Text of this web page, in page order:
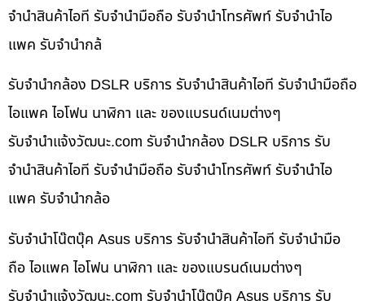
จำนำสินค้าไอที รับจำนำมือถือ รับจำนำโทรศัพท์ รับจำนำไอ
แพค รับจำนำกล้
รับจำนำกล้อง DSLR บริการ รับจำนำสินค้าไอที รับจำนำมือถือ
ไอแพค ไอโฟน นาฬิกา และ ของแบรนด์เนมต่างๆ
รับจํานําแจ้งวัฒนะ.com รับจำนำกล้อง DSLR บริการ รับ
จำนำสินค้าไอที รับจำนำมือถือ รับจำนำโทรศัพท์ รับจำนำไอ
แพค รับจำนำกล้อ
รับจำนำโน๊ตบุ๊ค Asus บริการ รับจำนำสินค้าไอที รับจำนำมือ
ถือ ไอแพค ไอโฟน นาฬิกา และ ของแบรนด์เนมต่างๆ
รับจํานําแจ้งวัฒนะ.com รับจำนำโน๊ตบุ๊ค Asus บริการ รับ